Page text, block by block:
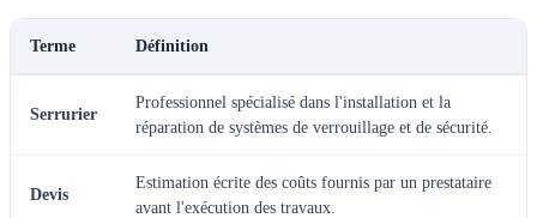
Terme Définition
Serrurier
Professionnel spécialisé dans l'installation et la
réparation de systèmes de verrouillage et de sécurité.
Devis
Estimation écrite des coûts fournis par un prestataire
avant l'exécution des travaux.